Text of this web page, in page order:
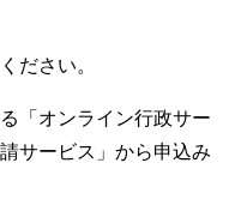
ださい。
「オンライン行政サー
サービス」から申込み